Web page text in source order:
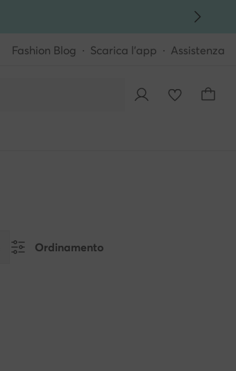
Fashion Blog Scarica l'app Assistenza
Ordinamento